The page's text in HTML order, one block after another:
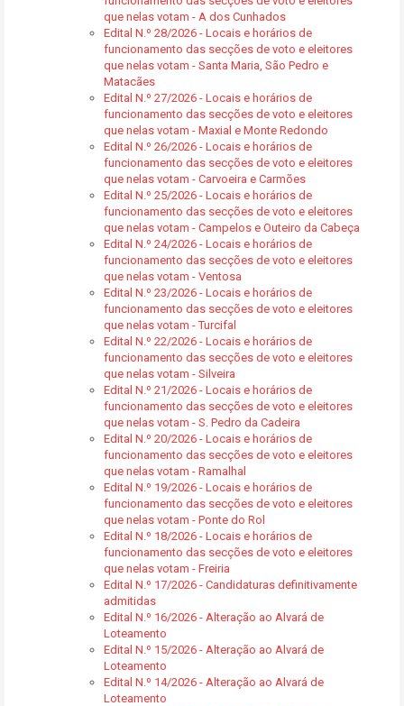
que nelas votam - A dos Cunhados
Edital N.º 28/2026 - Locais e horários de
funcionamento das secções de voto e eleitores
que nelas votam - Santa Maria, São Pedro e
Matacães
Edital N.º 27/2026 - Locais e horários de
funcionamento das secções de voto e eleitores
que nelas votam - Maxial e Monte Redondo
Edital N.º 26/2026 - Locais e horários de
funcionamento das secções de voto e eleitores
que nelas votam - Carvoeira e Carmões
Edital N.º 25/2026 - Locais e horários de
funcionamento das secções de voto e eleitores
que nelas votam - Campelos e Outeiro da Cabeça
Edital N.º 24/2026 - Locais e horários de
funcionamento das secções de voto e eleitores
que nelas votam - Ventosa
Edital N.º 23/2026 - Locais e horários de
funcionamento das secções de voto e eleitores
que nelas votam - Turcifal
Edital N.º 22/2026 - Locais e horários de
funcionamento das secções de voto e eleitores
que nelas votam - Silveira
Edital N.º 21/2026 - Locais e horários de
funcionamento das secções de voto e eleitores
que nelas votam - S. Pedro da Cadeira
Edital N.º 20/2026 - Locais e horários de
funcionamento das secções de voto e eleitores
que nelas votam - Ramalhal
Edital N.º 19/2026 - Locais e horários de
funcionamento das secções de voto e eleitores
que nelas votam - Ponte do Rol
Edital N.º 18/2026 - Locais e horários de
funcionamento das secções de voto e eleitores
que nelas votam - Freiria
Edital N.º 17/2026 - Candidaturas definitivamente
admitidas
Edital N.º 16/2026 - Alteração ao Alvará de
Loteamento
Edital N.º 15/2026 - Alteração ao Alvará de
Loteamento
Edital N.º 14/2026 - Alteração ao Alvará de
Loteamento